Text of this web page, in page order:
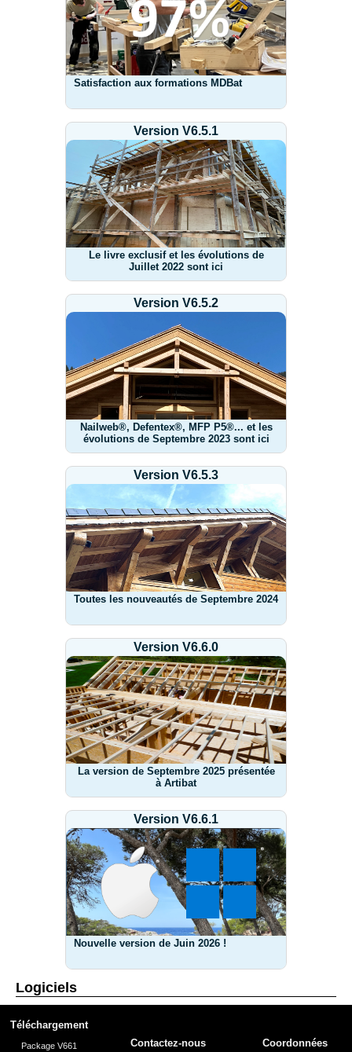
Satisfaction aux formations MDBat
Version V6.5.1
Le livre exclusif et les évolutions de
Juillet 2022 sont ici
Version V6.5.2
Nailweb®, Defentex®, MFP P5®... et les
évolutions de Septembre 2023 sont ici
Version V6.5.3
Toutes les nouveautés de Septembre 2024
Version V6.6.0
La version de Septembre 2025 présentée
à Artibat
Version V6.6.1
Nouvelle version de Juin 2026 !
Logiciels
Téléchargement
Package V661 Contactez-nous Coordonnées